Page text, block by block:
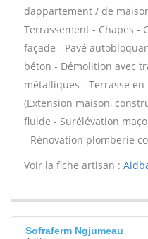
dappartement / de
Terrassement - Chapes -
façade - Pavé
béton - Démolition avec
métalliques - Terrasse
(Extension maison,
fluide - Surélévation
- Rénovation plomberie
Voir la fiche artisan :
Sofraferm Ngjumeau